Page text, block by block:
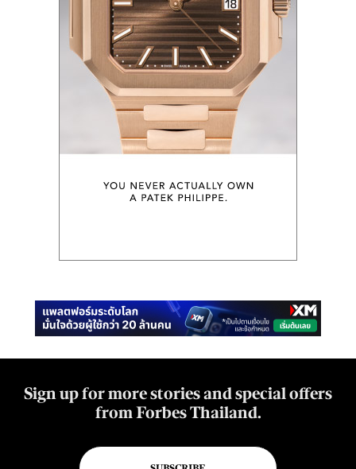
Sign up for more stories and special offers
from Forbes Thailand.